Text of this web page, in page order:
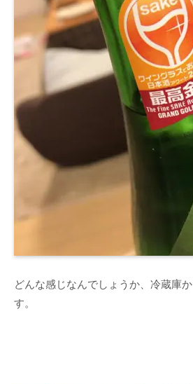
どんな感じなんでしょうか、冷蔵庫
す。